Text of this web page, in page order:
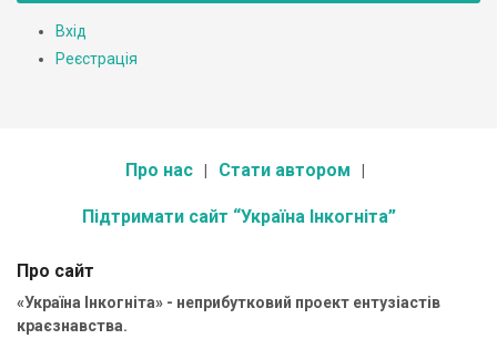
Вхід
Реєстрація
Про нас Стати автором
Підтримати сайт “Україна Інкогніта”
Про сайт
«Україна Інкогніта» - неприбутковий проект ентузіастів
краєзнавства.